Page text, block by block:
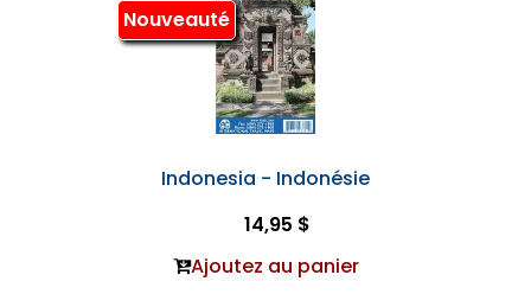
Nouveauté
Indonesia - Indonésie
14,95 $
Ajoutez au panier